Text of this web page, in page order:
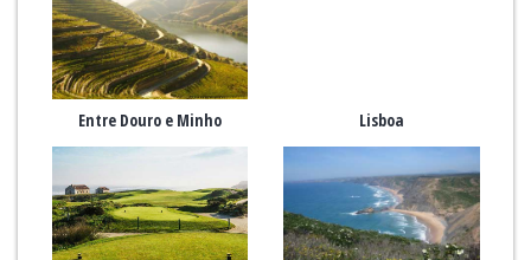
Entre Douro e Minho Lisboa